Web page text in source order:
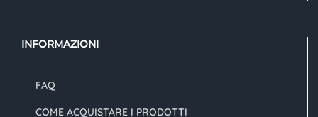
INFORMAZIONI
FAQ
COME ACQUISTARE I PRODOTTI